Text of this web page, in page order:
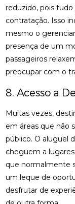
reduzido, pois
contratação. Isso
mesmo o
presença de um
passageiros
preocupar com o
8. Acesso a
Muitas vezes,
em áreas que não
público. O aluguel
cheguem a
que normalmente
um leque de
desfrutar de